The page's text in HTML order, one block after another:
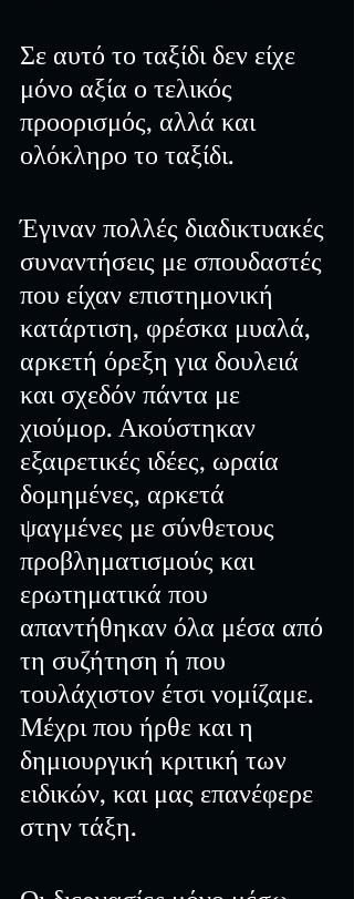
Σε αυτό το ταξίδι δεν είχε
μόνο αξία ο τελικός
προορισμός, αλλά και
ολόκληρο το ταξίδι.
Έγιναν πολλές διαδικτυακές
συναντήσεις με σπουδαστές
που είχαν επιστημονική
κατάρτιση, φρέσκα μυαλά,
αρκετή όρεξη για δουλειά
και σχεδόν πάντα με
χιούμορ. Ακούστηκαν
εξαιρετικές ιδέες, ωραία
δομημένες, αρκετά
ψαγμένες με σύνθετους
προβληματισμούς και
ερωτηματικά που
απαντήθηκαν όλα μέσα από
τη συζήτηση ή που
τουλάχιστον έτσι νομίζαμε.
Μέχρι που ήρθε και η
δημιουργική κριτική των
ειδικών, και μας επανέφερε
στην τάξη.